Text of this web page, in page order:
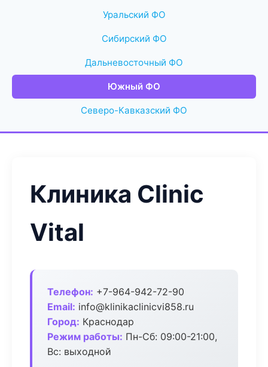
Уральский ФО
Сибирский ФО
Дальневосточный ФО
Южный ФО
Северо-Кавказский ФО
Клиника Clinic
Vital
Телефон: +7-964-942-72-90
Email: info@klinikaclinicvi858.ru
Город: Краснодар
Режим работы: Пн-Сб: 09:00-21:00,
Вс: выходной